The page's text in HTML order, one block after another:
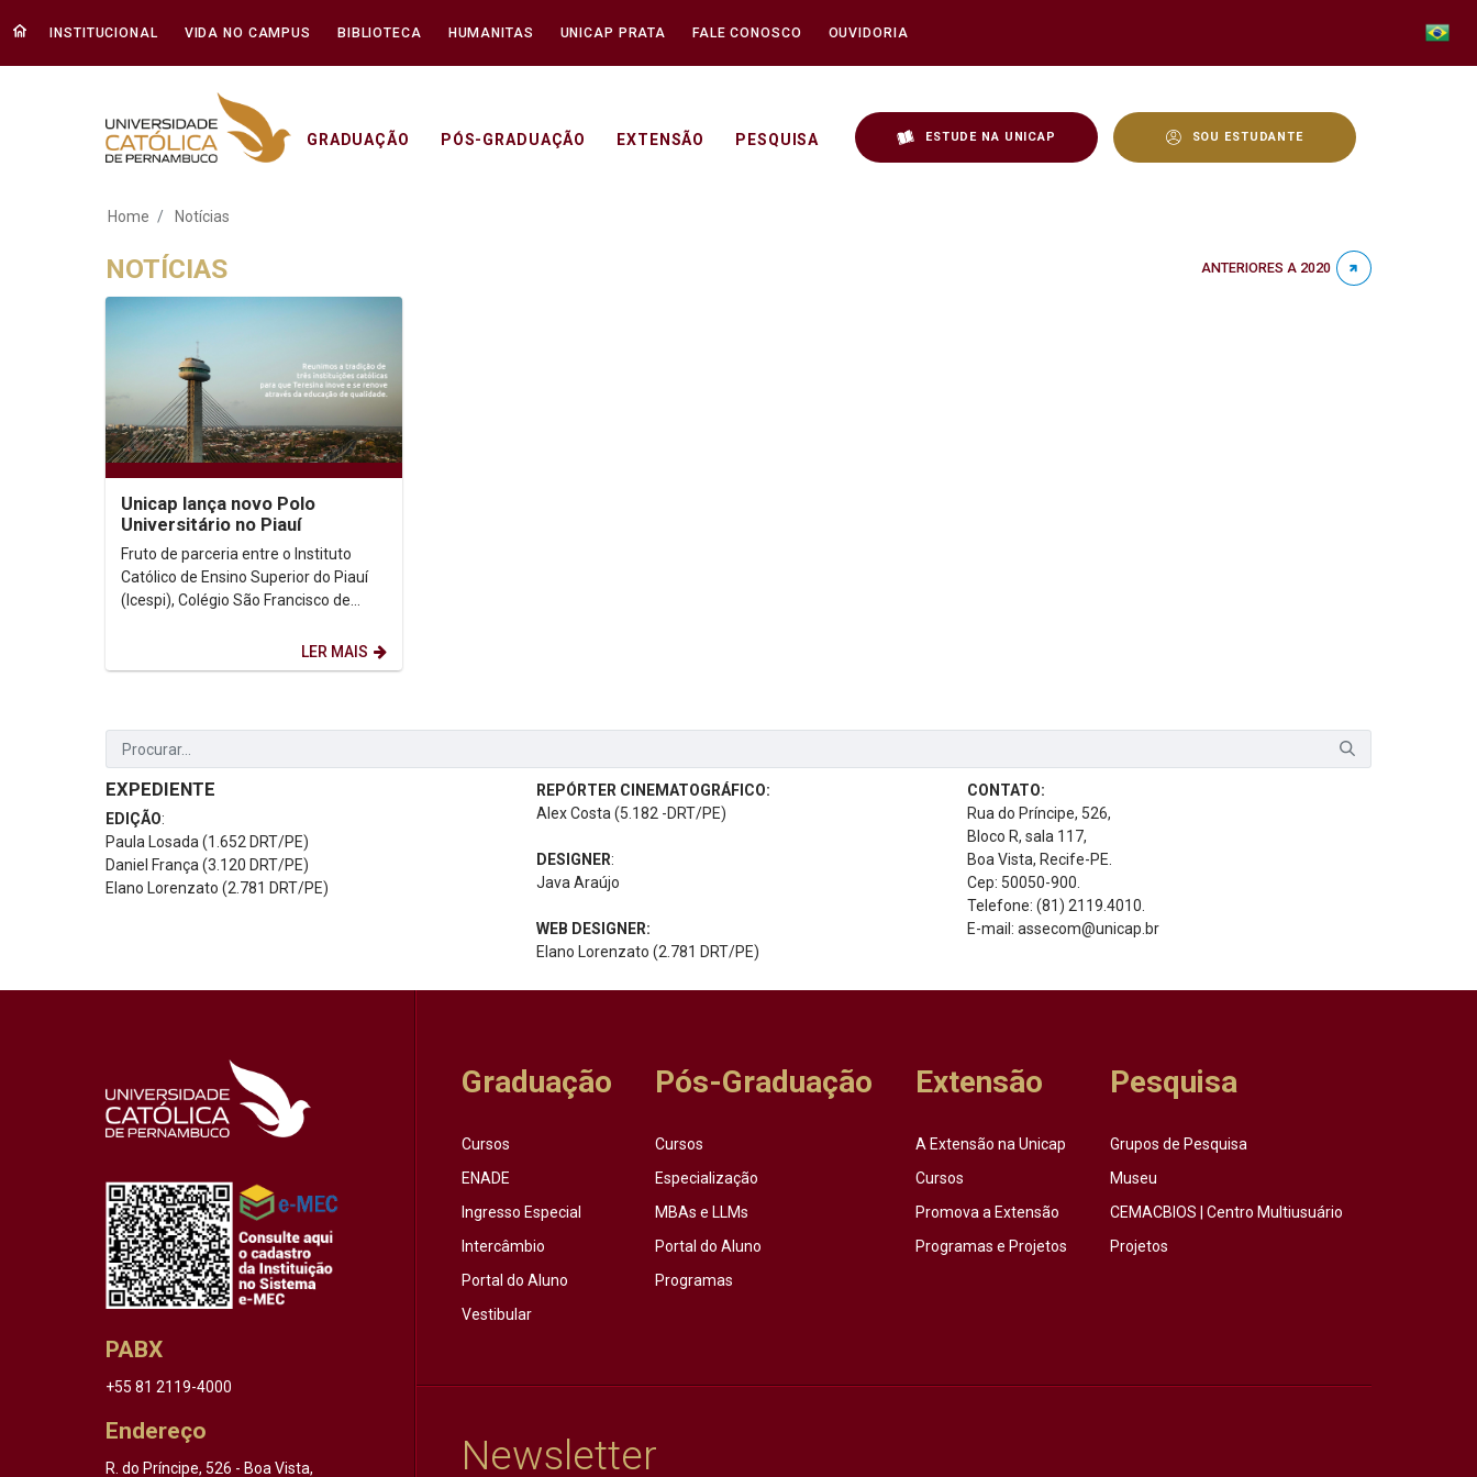
INSTITUCIONAL VIDA NO CAMPUS BIBLIOTECA HUMANITAS UNICAP PRATA FALE CONOSCO OUVIDORIA
GRADUAÇÃO PÓS-GRADUAÇÃO EXTENSÃO PESQUISA ESTUDE NA UNICAP SOU ESTUDANTE
Notícias - Unicap
Home Notícias
NOTÍCIAS ANTERIORES A 2020
Unicap lança novo Polo
Universitário no Piauí
Fruto de parceria entre o Instituto
Católico de Ensino Superior do Piauí
(Icespi), Colégio São Francisco de
LER MAIS
EXPEDIENTE
EDIÇÃO:
Paula Losada (1.652 DRT/PE)
Daniel França (3.120 DRT/PE)
Elano Lorenzato (2.781 DRT/PE)
REPÓRTER CINEMATOGRÁFICO:
Alex Costa (5.182 -DRT/PE)
DESIGNER:
Java Araújo
WEB DESIGNER:
Elano Lorenzato (2.781 DRT/PE)
CONTATO:
Rua do Príncipe, 526,
Bloco R, sala 117,
Boa Vista, Recife-PE.
Cep: 50050-900.
Telefone: (81) 2119.4010.
E-mail: assecom@unicap.br
PABX
+55 81 2119-4000
Endereço
R. do Príncipe, 526 - Boa Vista,
Graduação
Cursos
ENADE
Ingresso Especial
Intercâmbio
Portal do Aluno
Vestibular
Pós-Graduação
Cursos
Especialização
MBAs e LLMs
Portal do Aluno
Programas
Extensão
A Extensão na Unicap
Cursos
Promova a Extensão
Programas e Projetos
Pesquisa
Grupos de Pesquisa
Museu
CEMACBIOS | Centro Multiusuário
Projetos
Newsletter